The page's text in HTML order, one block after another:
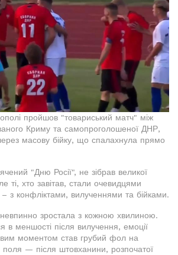
пройшов "товариський матч" між
Криму та самопроголошеної ДНР,
масову бійку, що спалахнула прямо
"Дню Росії", не зібрав великої
ті, хто завітав, стали очевидцями
– з конфліктами, вилученнями та бійками.
невпинно зростала з кожною хвилиною.
меншості після вилучення, емоції
моментом став грубий фол на
поля — після штовханини, розпочатої